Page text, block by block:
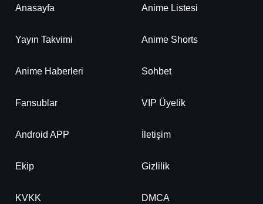
Anasayfa Anime Listesi
Yayın Takvimi Anime Shorts
Anime Haberleri Sohbet
Fansublar VIP Üyelik
Android APP İletişim
Ekip Gizlilik
KVKK DMCA